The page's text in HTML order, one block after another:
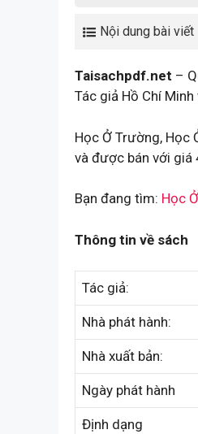
Nội dung bài viết
Taisachpdf.net –
Tác giả Hồ Chí
Học Ở Trường, Học
và được bán với giá
Bạn đang tìm: Học
Thông tin về sách
Tác giả:
Nhà phát hành:
Nhà xuất bản:
Ngày phát hành
Định dạng